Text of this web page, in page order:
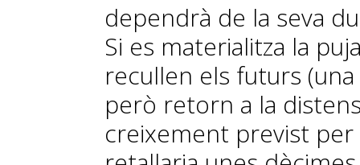
dependrà de la seva
Si es materialitza la
recullen els futurs
però retorn a la
creixement previst per